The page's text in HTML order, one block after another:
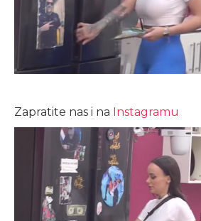
Zapratite nas i na Instagramu